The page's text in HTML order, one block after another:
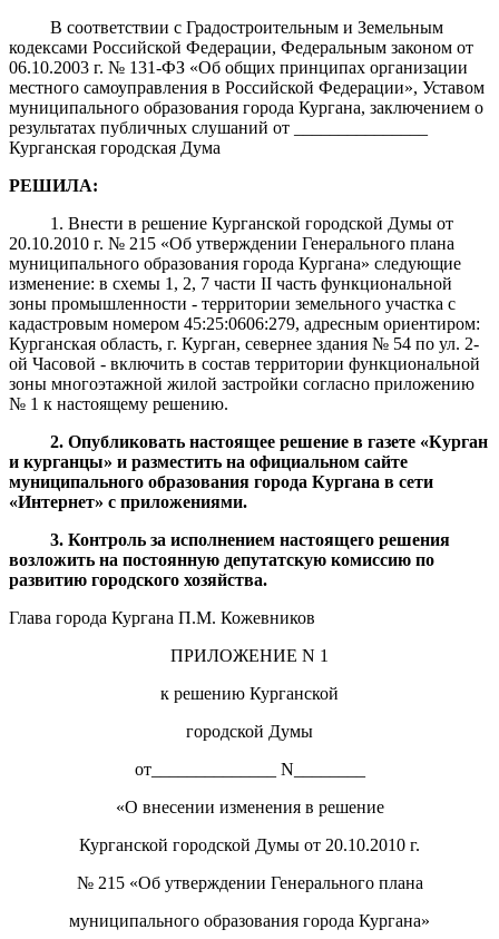
В соответствии с Градостроительным и Земельным
кодексами Российской Федерации, Федеральным законом от
06.10.2003 г. № 131-ФЗ «Об общих принципах организации
местного самоуправления в Российской Федерации», Уставом
муниципального образования города Кургана, заключением о
результатах публичных слушаний от _______________
Курганская городская Дума
РЕШИЛА:
1. Внести в решение Курганской городской Думы от
20.10.2010 г. № 215 «Об утверждении Генерального плана
муниципального образования города Кургана» следующие
изменение: в схемы 1, 2, 7 части II часть функциональной
зоны промышленности - территории земельного участка с
кадастровым номером 45:25:0606:279, адресным ориентиром:
Курганская область, г. Курган, севернее здания № 54 по ул. 2-
ой Часовой - включить в состав территории функциональной
зоны многоэтажной жилой застройки согласно приложению
№ 1 к настоящему решению.
2. Опубликовать настоящее решение в газете «Курган
и курганцы» и разместить на официальном сайте
муниципального образования города Кургана в сети
«Интернет» с приложениями.
3. Контроль за исполнением настоящего решения
возложить на постоянную депутатскую комиссию по
развитию городского хозяйства.
Глава города Кургана П.М. Кожевников
ПРИЛОЖЕНИЕ N 1
к решению Курганской
городской Думы
от______________ N________
«О внесении изменения в решение
Курганской городской Думы от 20.10.2010 г.
№ 215 «Об утверждении Генерального плана
муниципального образования города Кургана»